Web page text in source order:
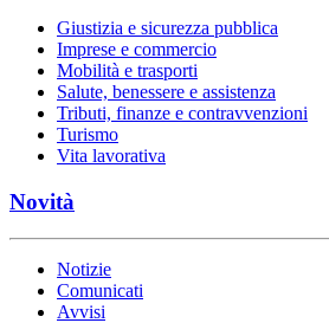
Giustizia e sicurezza pubblica
Imprese e commercio
Mobilità e trasporti
Salute, benessere e assistenza
Tributi, finanze e contravvenzioni
Turismo
Vita lavorativa
Novità
Notizie
Comunicati
Avvisi